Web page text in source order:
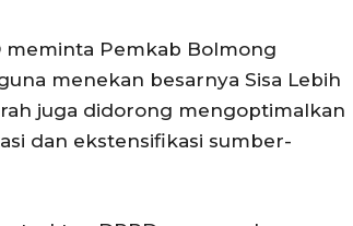
meminta Pemkab Bolmong
menekan besarnya Sisa Lebih
juga didorong mengoptimalkan
dan ekstensifikasi sumber-